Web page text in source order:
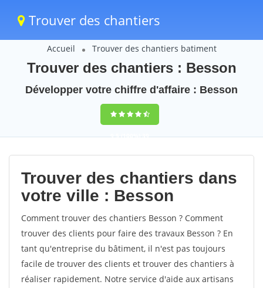
Trouver des chantiers
Accueil Trouver des chantiers batiment
Trouver des chantiers : Besson
Développer votre chiffre d'affaire : Besson
9,5(100%)39
votes
Trouver des chantiers dans
votre ville : Besson
Comment trouver des chantiers Besson ? Comment
trouver des clients pour faire des travaux Besson ? En
tant qu'entreprise du bâtiment, il n'est pas toujours
facile de trouver des clients et trouver des chantiers à
réaliser rapidement. Notre service d'aide aux artisans